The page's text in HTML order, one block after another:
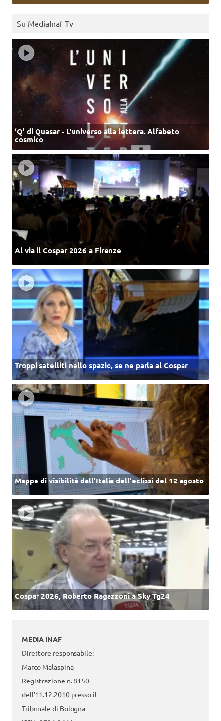
Su MediaInaf Tv
‘Q’ di Quasar - L'universo alla lettera. Alfabeto
cosmico
Al via il Cospar 2026 a Firenze
Troppi satelliti nello spazio, se ne parla al Cospar
Mappe di visibilità dall’Italia dell'eclissi del 12 agosto
Cospar 2026, Roberto Ragazzoni a Sky Tg24
MEDIA INAF
Direttore responsabile:
Marco Malaspina
Registrazione n. 8150
dell’11.12.2010 presso il
Tribunale di Bologna